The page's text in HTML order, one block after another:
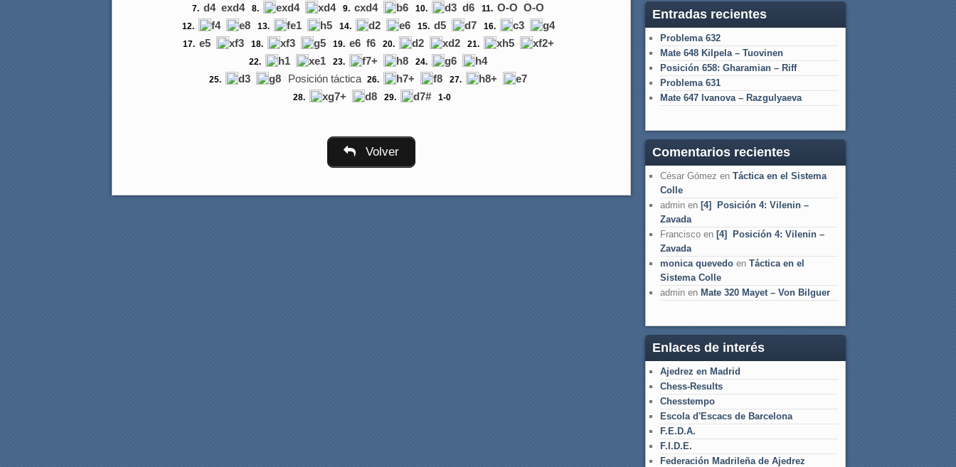
7. d4 exd4 8. exd4 xd4 9. cxd4 b6 10. d3 d6 11. O-O O-O
12. f4 e8 13. fe1 h5 14. d2 e6 15. d5 d7 16. c3 g4
17. e5 xf3 18. xf3 g5 19. e6 f6 20. d2 xd2 21. xh5 xf2+
22. h1 xe1 23. f7+ h8 24. g6 h4
25. d3 g8 Posición táctica 26. h7+ f8 27. h8+ e7
28. xg7+ d8 29. d7# 1-0
Volver
Entradas recientes
Problema 632
Mate 648 Kilpela – Tuovinen
Posición 658: Gharamian – Riff
Problema 631
Mate 647 Ivanova – Razgulyaeva
Comentarios recientes
César Gómez en Táctica en el Sistema
Colle
admin en [4] Posición 4: Vilenin –
Zavada
Francisco en [4] Posición 4: Vilenin –
Zavada
monica quevedo en Táctica en el
Sistema Colle
admin en Mate 320 Mayet – Von Bilguer
Enlaces de interés
Ajedrez en Madrid
Chess-Results
Chesstempo
Escola d'Escacs de Barcelona
F.E.D.A.
F.I.D.E.
Federación Madrileña de Ajedrez